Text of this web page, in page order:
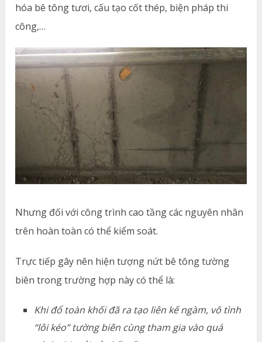
hóa bê tông tươi, cấu tạo cốt thép, biện pháp thi
công,…
Nhưng đối với công trình cao tầng các nguyên nhân
trên hoàn toàn có thể kiểm soát.
Trực tiếp gây nên hiện tượng nứt bê tông tường
biên trong trường hợp này có thể là:
Khi đổ toàn khối đã ra tạo liên kế ngàm, vô tình
“lôi kéo” tường biên cùng tham gia vào quá